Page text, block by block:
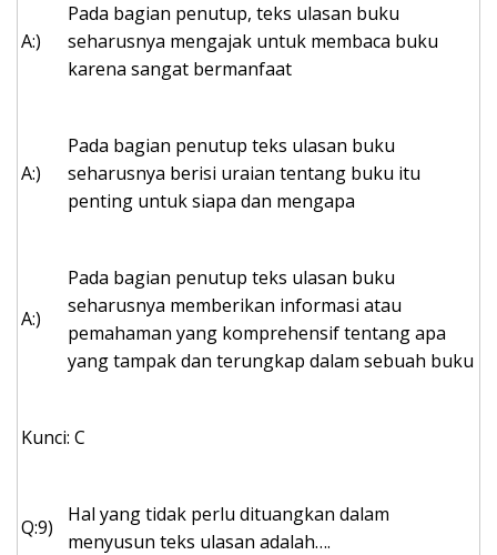
A:)
Pada bagian penutup, teks ulasan buku
seharusnya mengajak untuk membaca buku
karena sangat bermanfaat
A:)
Pada bagian penutup teks ulasan buku
seharusnya berisi uraian tentang buku itu
penting untuk siapa dan mengapa
A:)
Pada bagian penutup teks ulasan buku
seharusnya memberikan informasi atau
pemahaman yang komprehensif tentang apa
yang tampak dan terungkap dalam sebuah buku
Kunci: C
Q:9)
Hal yang tidak perlu dituangkan dalam
menyusun teks ulasan adalah….